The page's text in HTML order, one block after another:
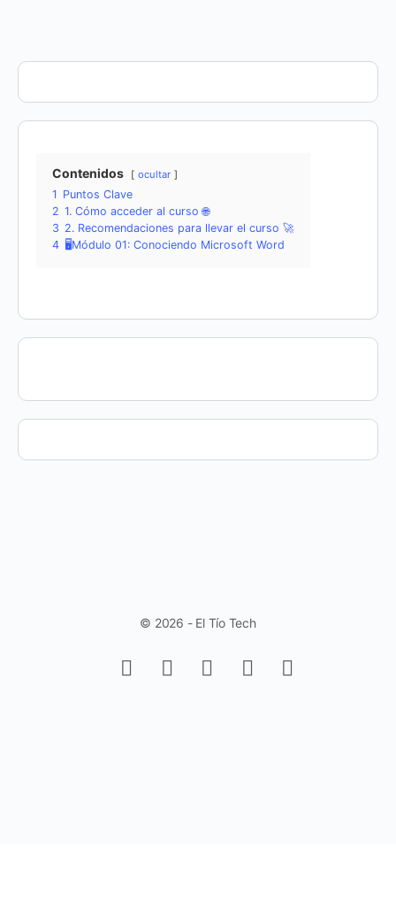
Contenidos ocultar
1 Puntos Clave
2 1. Cómo acceder al curso 🌐
3 2. Recomendaciones para llevar el curso 🚀
4 🖥️Módulo 01: Conociendo Microsoft Word
© 2026 - El Tío Tech